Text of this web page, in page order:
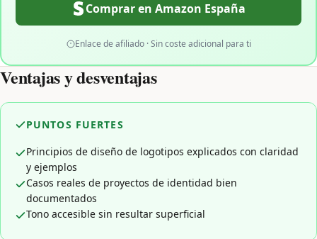
Comprar en Amazon España
Enlace de afiliado · Sin coste adicional para ti
Ventajas y desventajas
PUNTOS FUERTES
Principios de diseño de logotipos explicados con claridad
y ejemplos
Casos reales de proyectos de identidad bien
documentados
Tono accesible sin resultar superficial